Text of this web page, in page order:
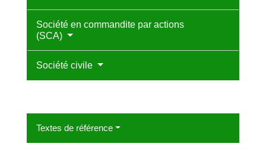
Société en commandite par actions
(SCA)
Société civile
Textes de référence